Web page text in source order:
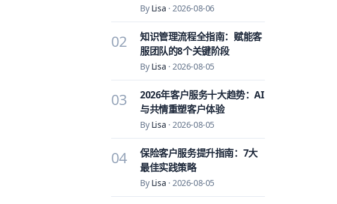
By Lisa ·2026-08-06
02
知识管理流程全指南：赋能客
服团队的8个关键阶段
By Lisa ·2026-08-05
03
2026年客户服务十大趋势：AI
与共情重塑客户体验
By Lisa ·2026-08-05
04
保险客户服务提升指南：7大
最佳实践策略
By Lisa ·2026-08-05